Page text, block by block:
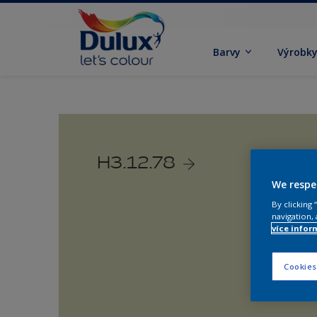
Barvy
H3.12.78
We
By clicking
navigation,
více